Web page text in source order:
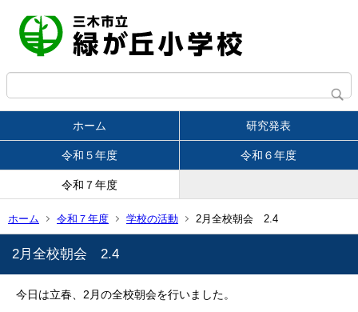
ホーム 研究発表
令和５年度 令和６年度
令和７年度
ホーム 令和７年度 学校の活動 2月全校朝会 2.4
2月全校朝会 2.4
今日は立春、2月の全校朝会を行いました。